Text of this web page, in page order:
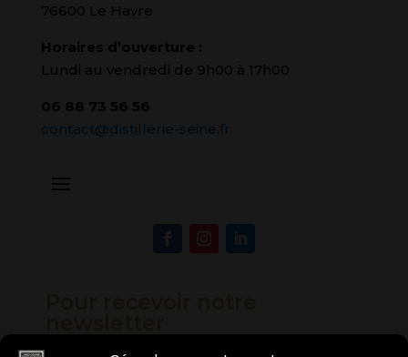
76600 Le Havre
Horaires d’ouverture :
Lundi au vendredi de 9h00 à 17h00
06 88 73 56 56
contact@distillerie-seine.fr